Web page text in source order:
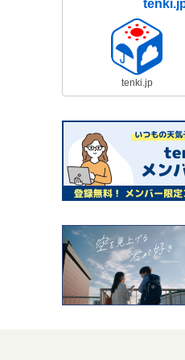
tenki.jp